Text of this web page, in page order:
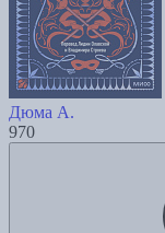
Дюма А.
970